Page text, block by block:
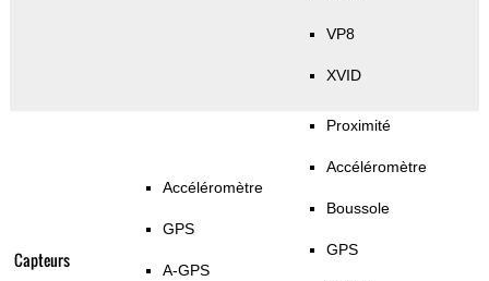
VP8
XVID
Capteurs
Accéléromètre
GPS
A-GPS
Proximité
Accéléromètre
Boussole
GPS